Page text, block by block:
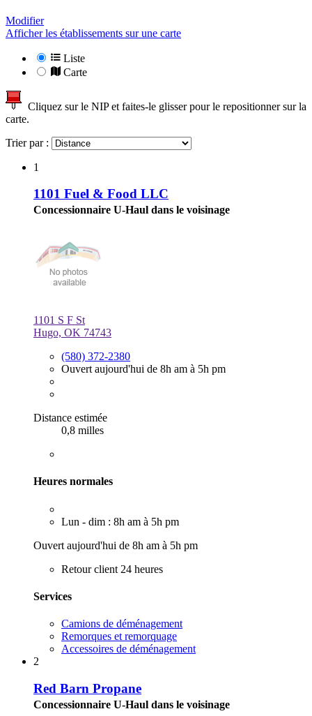
Modifier
Afficher les établissements sur une carte
Liste
Carte
Cliquez sur le NIP et faites-le glisser pour le repositionner sur la
carte.
Trier par :
1
1101 Fuel & Food LLC
Concessionnaire U-Haul dans le voisinage
1101 S F St
Hugo, OK 74743
(580) 372-2380
Ouvert aujourd'hui de 8h am à 5h pm
Distance estimée
0,8 milles
Heures normales
Lun - dim : 8h am à 5h pm
Ouvert aujourd'hui de 8h am à 5h pm
Retour client 24 heures
Services
Camions de déménagement
Remorques et remorquage
Accessoires de déménagement
2
Red Barn Propane
Concessionnaire U-Haul dans le voisinage